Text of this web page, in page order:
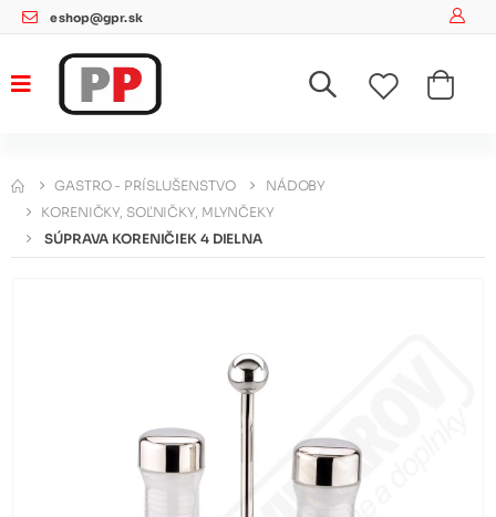
eshop@gpr.sk
GASTRO - PRÍSLUŠENSTVO
NÁDOBY
KORENIČKY, SOĽNIČKY, MLYNČEKY
SÚPRAVA KORENIČIEK 4 DIELNA